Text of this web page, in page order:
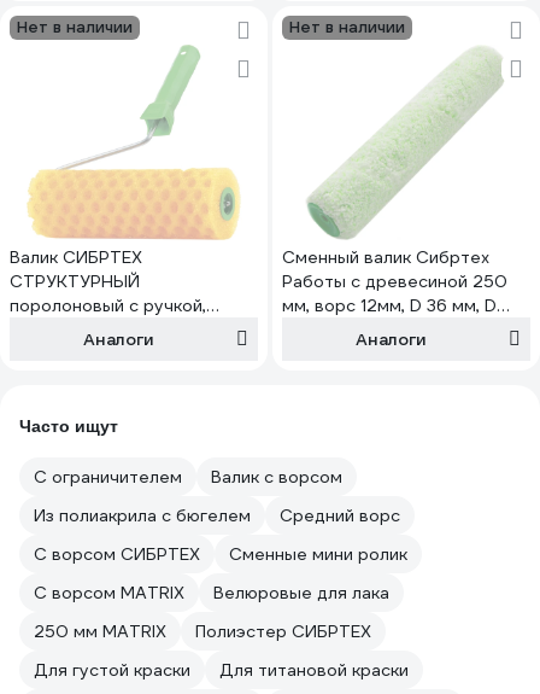
Нет в наличии
Валик СИБРТЕХ
СТРУКТУРНЫЙ
поролоновый с ручкой,
горошек, 240 мм 80238
Аналоги
Нет в наличии
Сменный валик Сибртех
Работы с древесиной 250
мм, ворс 12мм, D 36 мм, D
ручки 6 мм, микроволокно
Аналоги
Часто ищут
С ограничителем
Валик с ворсом
Из полиакрила с бюгелем
Средний ворс
С ворсом СИБРТЕХ
Сменные мини ролик
С ворсом MATRIX
Велюровые для лака
250 мм MATRIX
Полиэстер СИБРТЕХ
Для густой краски
Для титановой краски